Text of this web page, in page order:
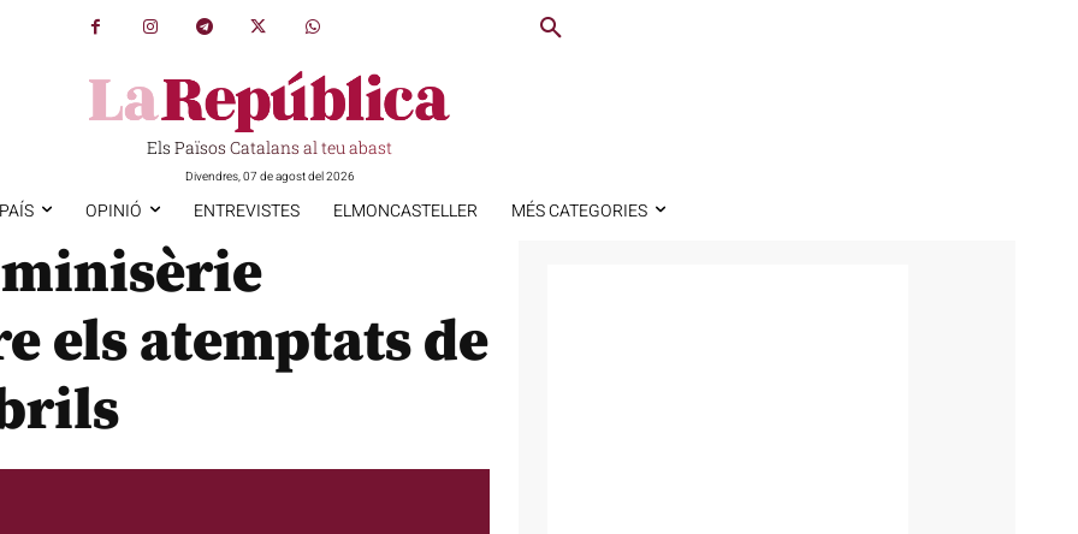
Els Països Catalans al teu abast
Divendres, 07 de agost del 2026
OPINIÓ ENTREVISTES ELMONCASTELLER MÉS CATEGORIES
els atemptats de